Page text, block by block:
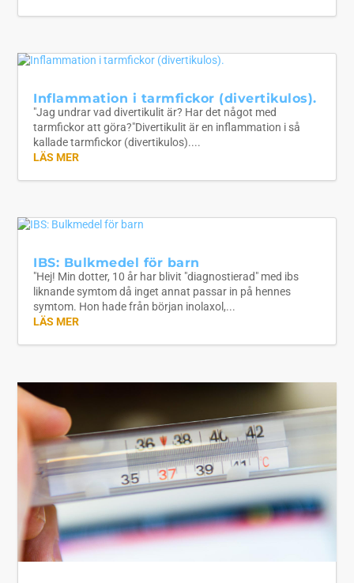
Inflammation i tarmfickor (divertikulos).
"Jag undrar vad divertikulit är? Har det något med
tarmfickor att göra?"Divertikulit är en inflammation i så
kallade tarmfickor (divertikulos)....
LÄS MER
IBS: Bulkmedel för barn
"Hej! Min dotter, 10 år har blivit "diagnostierad" med ibs
liknande symtom då inget annat passar in på hennes
symtom. Hon hade från början inolaxol,...
LÄS MER